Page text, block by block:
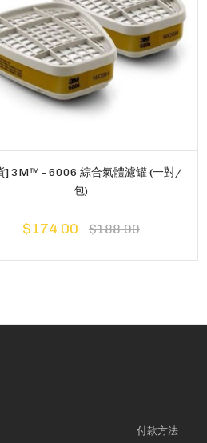
] 3M™ - 6006 綜合氣體濾罐 (一對/
包)
$174.00 $188.00
付款方法